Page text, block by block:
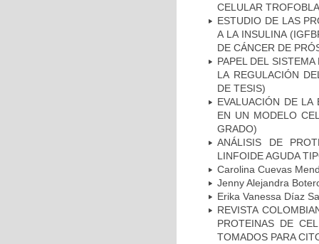
CELULAR
ESTUDIO DE LAS
A LA INSULINA
DE CÁNCER DE
PAPEL DEL
LA REGULACIÓN
DE TESIS)
EVALUACIÓN DE LA
EN UN MODELO
GRADO)
ANÁLISIS DE
LINFOIDE AGUDA
Carolina Cuevas
Jenny Alejandra
Erika Vanessa Díaz
REVISTA
PROTEINAS DE
TOMADOS PARA